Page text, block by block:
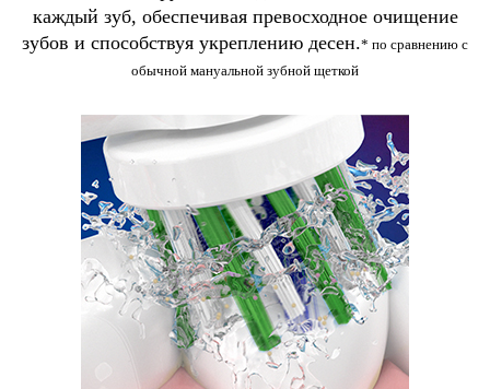
каждый зуб, обеспечивая превосходное очищение
зубов и способствуя укреплению десен.* по сравнению с
обычной мануальной зубной щеткой